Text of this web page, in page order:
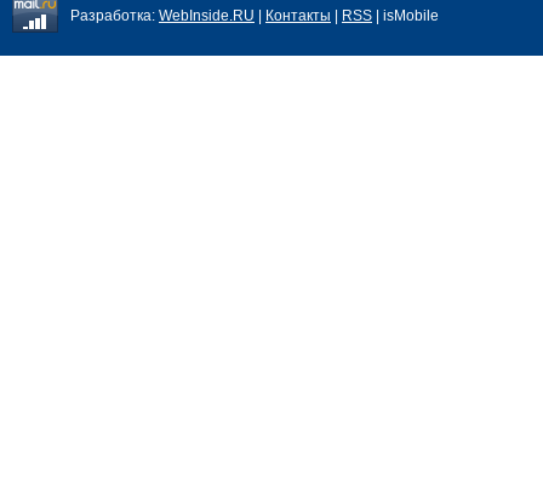
Разработка: WebInside.RU Контакты RSS | isMobile